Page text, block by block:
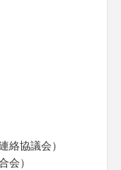
絡協議会）
会）